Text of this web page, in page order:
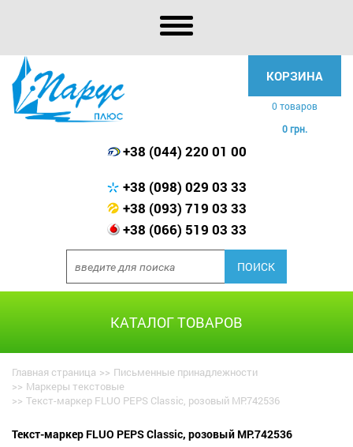
КОРЗИНА
0 товаров
0 грн.
+38 (044) 220 01 00
+38 (098) 029 03 33
+38 (093) 719 03 33
+38 (066) 519 03 33
КАТАЛОГ ТОВАРОВ
Главная страница >> Письменные принадлежности
>> Маркеры текстовые
>> Текст-маркер FLUO PEPS Classic, розовый MP.742536
Текст-маркер FLUO PEPS Classic, розовый MP.742536